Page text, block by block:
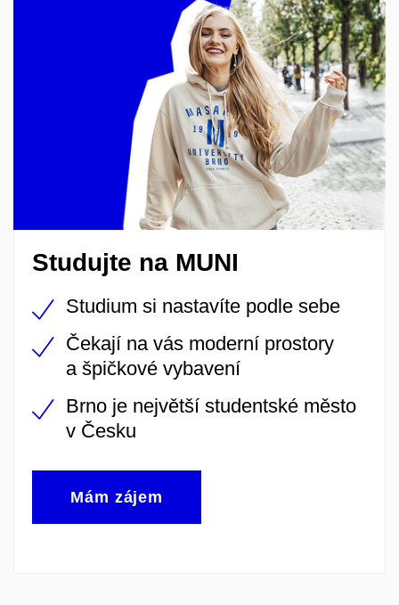
Studujte na MUNI
Studium si nastavíte podle sebe
Čekají na vás moderní prostory
a špičkové vybavení
Brno je největší studentské město
v Česku
Mám zájem